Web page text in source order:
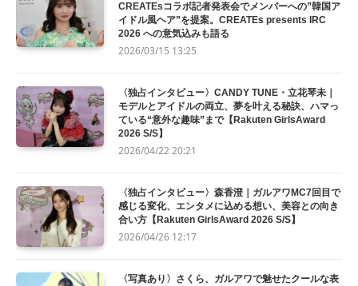
CREATEsコラボ記者発表会でメンバーへの”韓国ア
イドル風ヘア”を提案。CREATEs presents IRC
2026 への意気込みも語る
2026/03/15 13:25
〈独占インタビュー〉CANDY TUNE・立花琴未｜
モデルとアイドルの両立、夢を叶える秘訣、ハマっ
ている“意外な趣味”まで【Rakuten GirlsAward
2026 S/S】
2026/04/22 20:21
〈独占インタビュー〉森香澄｜ガルアワMC7回目で
感じる変化、エンタメに込める想い、美容との向き
合い方【Rakuten GirlsAward 2026 S/S】
2026/04/26 12:17
〈写真あり〉さくら、ガルアワで魅せたクールな表